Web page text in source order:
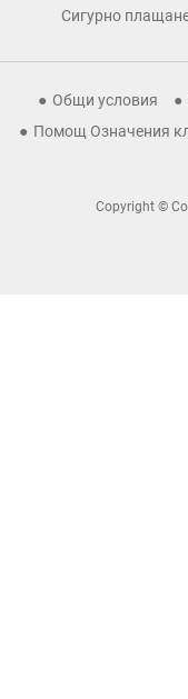
Сигурно
Общи условия
Помощ Означения
Copyright ©